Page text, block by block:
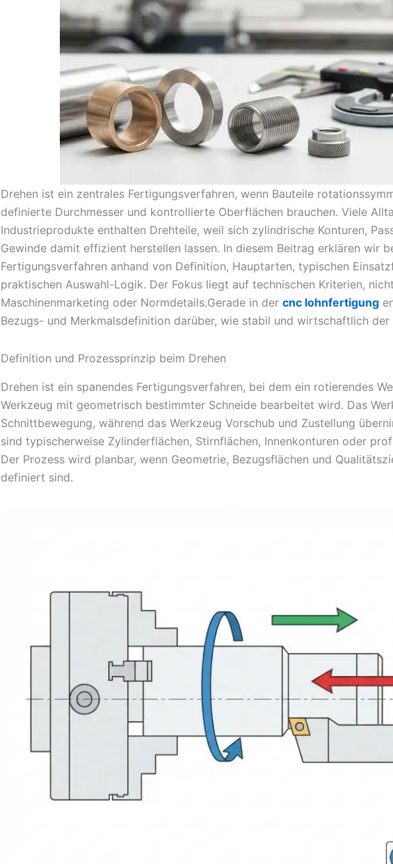
Drehen ist ein zentrales Fertigungsverfahren, wenn Bauteile
definierte Durchmesser und kontrollierte Oberflächen brauchen. Viele
Industrieprodukte enthalten Drehteile, weil sich zylindrische Konturen,
Gewinde damit effizient herstellen lassen. In diesem Beitrag erklären wir
Fertigungsverfahren anhand von Definition, Hauptarten, typischen
praktischen Auswahl-Logik. Der Fokus liegt auf technischen Kriterien,
Maschinenmarketing oder Normdetails.Gerade in der cnc lohnfertigung
Bezugs- und Merkmalsdefinition darüber, wie stabil und wirtschaftlich der
Definition und Prozessprinzip beim Drehen
Drehen ist ein spanendes Fertigungsverfahren, bei dem ein rotierendes
Werkzeug mit geometrisch bestimmter Schneide bearbeitet wird. Das
Schnittbewegung, während das Werkzeug Vorschub und Zustellung
sind typischerweise Zylinderflächen, Stirnflächen, Innenkonturen oder
Der Prozess wird planbar, wenn Geometrie, Bezugsflächen und
definiert sind.